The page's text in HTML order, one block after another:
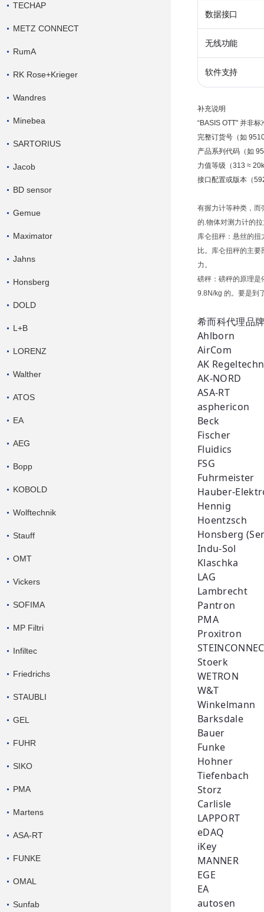
TECHAP
METZ CONNECT
RumA
RK Rose+Krieger
Wandres
Minebea
SARTORIUS
Jacob
BD sensor
Gemue
Maximator
Jahns
Honsberg
DOLD
L+B
LORENZ
Walther
ATOS
EA
AEG
Bopp
KOBOLD
Wolftechnik
Stauff
OMT
Vickers
SOFIMA
MP Filtri
Infiltec
Friedrichs
STAUBLI
GEL
FUHR
SIKO
PMA
Martens
ASA-RT
FUNKE
OMAL
Sunfab
数据接口
无线功能
软件支持
补充说明
“BASIS OTT" 并非
完整订货号（如
产品系列代码（如
力值等级（313 ≈
接口配置或版本（
有握力计等种类，而
的.物体对测力计的
库仑扭秤：悬丝的
比。库仑扭秤的主
力。
磅秤：磅秤的原理是
9.8N/kg 的。要是到
希而科代理品
Ahlborn
AirCom
AK
AK-NORD
ASA-RT
asphericon
Beck
Fischer
Fluidics
FSG
Fuhrmeister
Hauber-
Hennig
Hoentzsch
Honsberg
Indu-Sol
Klaschka
LAG
Lambrecht
Pantron
PMA
Proxitron
Stoerk
WETRON
W&T
Winkelmann
Barksdale
Bauer
Funke
Hohner
Tiefenbach
Storz
Carlisle
LAPPORT
eDAQ
iKey
MANNER
EGE
EA
autosen